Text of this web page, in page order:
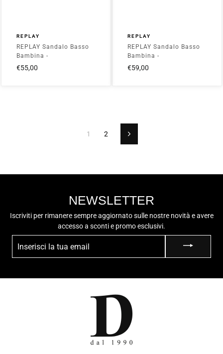
REPLAY
REPLAY Sandalo Basso
Bambina -
JT240015S_J201
€55,00
REPLAY
REPLAY Sandalo Basso
Bambina -
JT240015S_J003
€59,00
1 2 Successivo
NEWSLETTER
Iscriviti per rimanere sempre aggiornato sulle nostre novità e avere
accesso a sconti e promo esclusivi.